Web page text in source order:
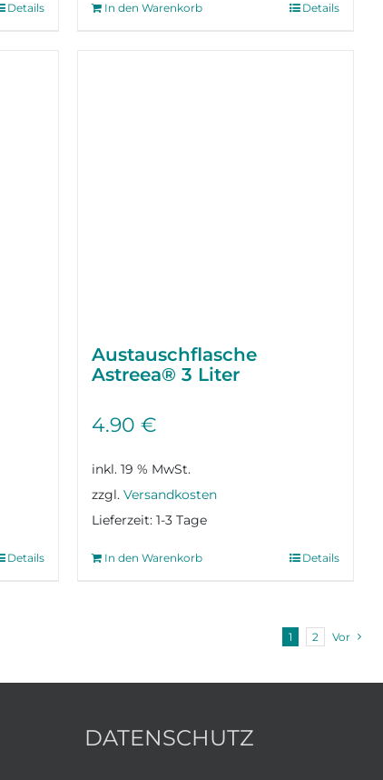
Details In den Warenkorb Details
Details
Austausch­flasche
Astreea® 3 Liter
4.90 €
inkl. 19 % MwSt.
zzgl. Versandkosten
Lieferzeit: 1-3 Tage
In den Warenkorb Details
1 2 Vor
DATENSCHUTZ